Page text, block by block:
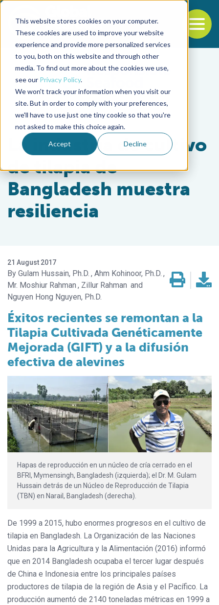
This website stores cookies on your computer.
These cookies are used to improve your website
experience and provide more personalized services
to you, both on this website and through other
media. To find out more about the cookies we use,
see our Privacy Policy.
We won't track your information when you visit our
site. But in order to comply with your preferences,
we'll have to use just one tiny cookie so that you're
not asked to make this choice again.
Accept Decline
Back to the start of the nav
Jump to the end of the navigation
Intelligence
La industria de cultivo
de tilapia de
Bangladesh muestra
resiliencia
21 August 2017
Gulam Hussain, Ph.D. Ahm Kohinoor, Ph.D.
Mr. Moshiur Rahman
Zillur Rahman
Nguyen Hong Nguyen, Ph.D.
Éxitos recientes se remontan a la
Tilapia Cultivada Genéticamente
Mejorada (GIFT) y a la difusión
efectiva de alevines
Hapas de reproducción en un núcleo de cría cerrado en el
BFRI, Mymensingh, Bangladesh (izquierda); el Dr. M. Gulam
Hussain detrás de un Núcleo de Reproducción de Tilapia
(TBN) en Narail, Bangladesh (derecha).
De 1999 a 2015, hubo enormes progresos en el cultivo de
tilapia en Bangladesh. La Organización de las Naciones
Unidas para la Agricultura y la Alimentación (2016) informó
que en 2014 Bangladesh ocupaba el tercer lugar después
de China e Indonesia entre los principales países
productores de tilapia de la región de Asia y el Pacífico. La
producción aumentó de 2140 toneladas métricas en 1999 a